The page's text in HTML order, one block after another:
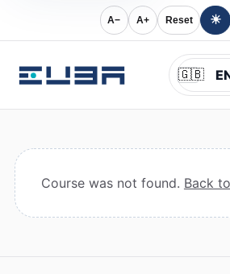
A− A+ Reset ☀
🇬🇧
Course was not found. Back